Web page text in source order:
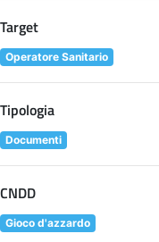
Target
Operatore Sanitario
Tipologia
Documenti
CNDD
Gioco d'azzardo